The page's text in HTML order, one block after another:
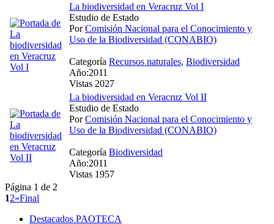
La biodiversidad en Veracruz Vol I
Estudio de Estado
PorComisión Nacional para el Conocimiento y
Uso de la Biodiversidad (CONABIO)
Categoría Recursos naturales, Biodiversidad
Año:2011
Vistas 2027
La biodiversidad en Veracruz Vol II
Estudio de Estado
PorComisión Nacional para el Conocimiento y
Uso de la Biodiversidad (CONABIO)
Categoría Biodiversidad
Año:2011
Vistas 1957
Página 1 de 2
12»Final
Destacados PAOTECA